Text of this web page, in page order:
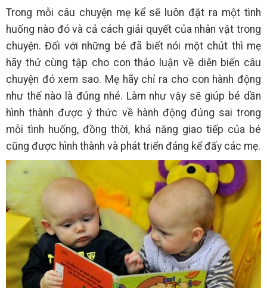
Trong mỗi câu chuyện mẹ kể sẽ luôn đặt ra một tình
huống nào đó và cả cách giải quyết của nhân vật trong
chuyện. Đối với những bé đã biết nói một chút thì mẹ
hãy thử cùng tập cho con thảo luận về diễn biến câu
chuyện đó xem sao. Mẹ hãy chỉ ra cho con hành động
như thế nào là đúng nhé. Làm như vậy sẽ giúp bé dần
hình thành được ý thức về hành động đúng sai trong
mỗi tình huống, đồng thời, khả năng giao tiếp của bé
cũng được hình thành và phát triển đáng kể đấy các mẹ.